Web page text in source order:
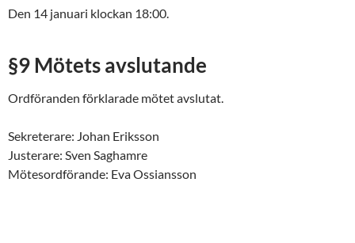
Den 14 januari klockan 18:00.
§9 Mötets avslutande
Ordföranden förklarade mötet avslutat.
Sekreterare: Johan Eriksson
Justerare: Sven Saghamre
Mötesordförande: Eva Ossiansson